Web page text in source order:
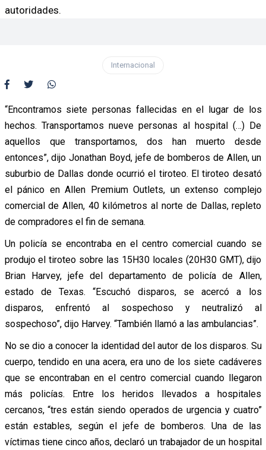
autoridades.
Internacional
“Encontramos siete personas fallecidas en el lugar de los
hechos. Transportamos nueve personas al hospital (…) De
aquellos que transportamos, dos han muerto desde
entonces”, dijo Jonathan Boyd, jefe de bomberos de Allen, un
suburbio de Dallas donde ocurrió el tiroteo. El tiroteo desató
el pánico en Allen Premium Outlets, un extenso complejo
comercial de Allen, 40 kilómetros al norte de Dallas, repleto
de compradores el fin de semana.
Un policía se encontraba en el centro comercial cuando se
produjo el tiroteo sobre las 15H30 locales (20H30 GMT), dijo
Brian Harvey, jefe del departamento de policía de Allen,
estado de Texas. “Escuchó disparos, se acercó a los
disparos, enfrentó al sospechoso y neutralizó al
sospechoso”, dijo Harvey. “También llamó a las ambulancias”.
No se dio a conocer la identidad del autor de los disparos. Su
cuerpo, tendido en una acera, era uno de los siete cadáveres
que se encontraban en el centro comercial cuando llegaron
más policías. Entre los heridos llevados a hospitales
cercanos, “tres están siendo operados de urgencia y cuatro”
están estables, según el jefe de bomberos. Una de las
víctimas tiene cinco años, declaró un trabajador de un hospital